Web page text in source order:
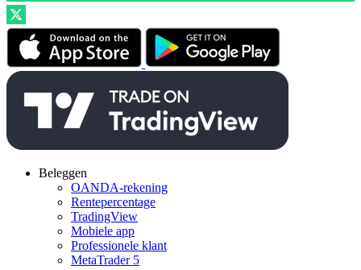
Beleggen
OANDA-rekening
Rentepercentage
TradingView
Mobiele app
Professionele klant
MetaTrader 5